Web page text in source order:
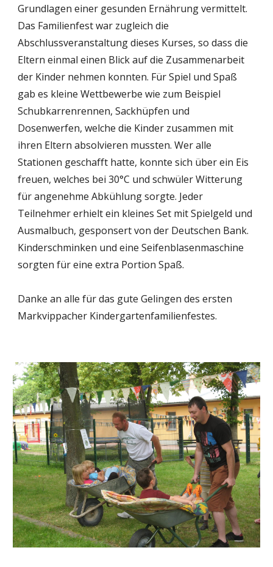
Grundlagen einer gesunden Ernährung vermittelt.
Das Familienfest war zugleich die
Abschlussveranstaltung dieses Kurses, so dass die
Eltern einmal einen Blick auf die Zusammenarbeit
der Kinder nehmen konnten. Für Spiel und Spaß
gab es kleine Wettbewerbe wie zum Beispiel
Schubkarrenrennen, Sackhüpfen und
Dosenwerfen, welche die Kinder zusammen mit
ihren Eltern absolvieren mussten. Wer alle
Stationen geschafft hatte, konnte sich über ein Eis
freuen, welches bei 30°C und schwüler Witterung
für angenehme Abkühlung sorgte. Jeder
Teilnehmer erhielt ein kleines Set mit Spielgeld und
Ausmalbuch, gesponsert von der Deutschen Bank.
Kinderschminken und eine Seifenblasenmaschine
sorgten für eine extra Portion Spaß.
Danke an alle für das gute Gelingen des ersten
Markvippacher Kindergartenfamilienfestes.